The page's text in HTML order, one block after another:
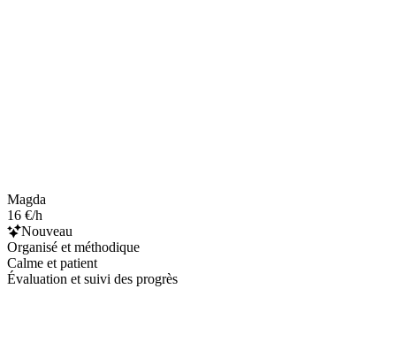
Magda
16 €/h
Nouveau
Organisé et méthodique
Calme et patient
Évaluation et suivi des progrès